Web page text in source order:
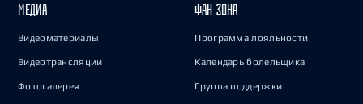
МЕДИА
Видеоматериалы
Видеотрансляции
Фотогалерея
ФАН-ЗОНА
Программа лояльности
Календарь болельщика
Группа поддержки